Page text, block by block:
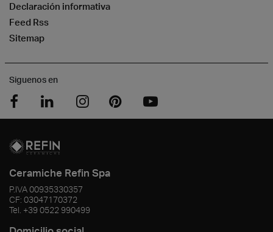
Declaración informativa
Feed Rss
Sitemap
Siguenos en
Ceramiche Refin Spa
P.IVA00935330357
CF: 03047170372
Tel. +39 0522 990499